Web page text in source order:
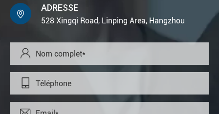

ADRESSE
528 Xingqi Road, Linping Area, Hangzhou

